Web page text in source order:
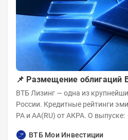
📌 Размещение облигаций
ВТБ Лизинг — одна из крупнейших лизинговых компаний
России. Кредитные рейтинги эмитента — ruAA
РА и AA(RU) от АКРА. О выпуске: 🔹 Номинал: ₽1000 🔹
ВТБ Мои Инвестиции